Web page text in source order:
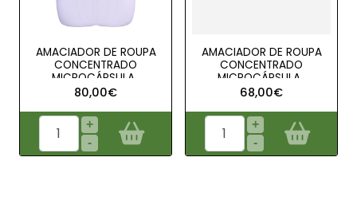
AMACIADOR DE ROUPA
CONCENTRADO
MICROCÁPSULA..
80,00€
+
-
AMACIADOR DE ROUPA
CONCENTRADO
MICROCÁPSULA..
68,00€
+
-